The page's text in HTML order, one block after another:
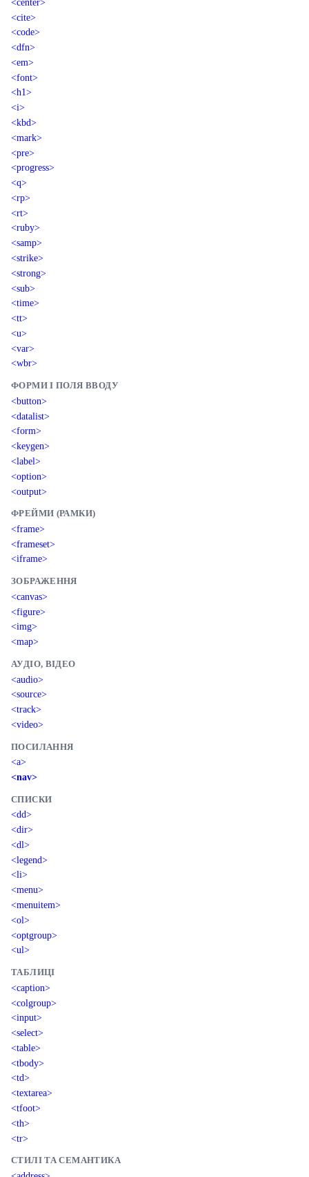
<cite>
<code>
<dfn>
<em>
<font>
<h1>
<i>
<kbd>
<mark>
<pre>
<progress>
<q>
<rp>
<rt>
<ruby>
<samp>
<strike>
<strong>
<sub>
<time>
<tt>
<u>
<var>
<wbr>
ФОРМИ І ПОЛЯ ВВОДУ
<button>
<datalist>
<form>
<keygen>
<label>
<option>
<output>
ФРЕЙМИ (РАМКИ)
<frame>
<frameset>
<iframe>
ЗОБРАЖЕННЯ
<canvas>
<figure>
<img>
<map>
АУДІО, ВІДЕО
<audio>
<source>
<track>
<video>
ПОСИЛАННЯ
<a>
<nav>
СПИСКИ
<dd>
<dir>
<dl>
<legend>
<li>
<menu>
<menuitem>
<ol>
<optgroup>
<ul>
ТАБЛИЦІ
<caption>
<colgroup>
<input>
<select>
<table>
<tbody>
<td>
<textarea>
<tfoot>
<th>
<tr>
СТИЛІ ТА СЕМАНТИКА